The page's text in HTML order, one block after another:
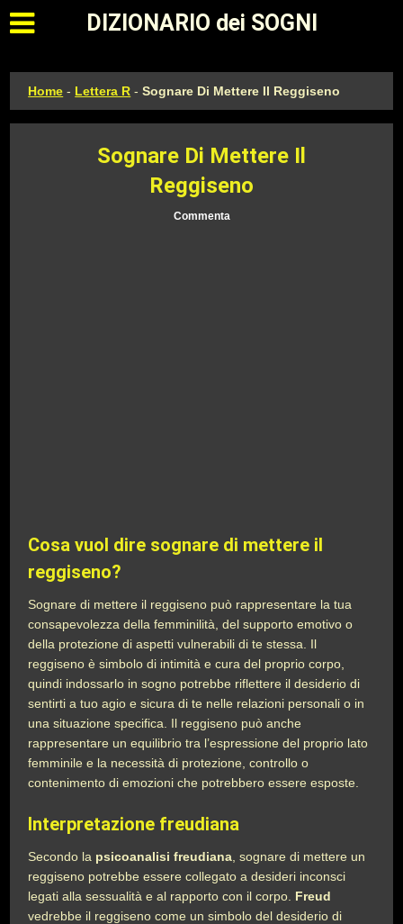
Apri il menu principale
DIZIONARIO dei SOGNI
Home - Lettera R -Sognare Di Mettere Il Reggiseno
Sognare Di Mettere Il
Reggiseno
Commenta
Cosa vuol dire sognare di mettere il
reggiseno?
Sognare di mettere il reggiseno può rappresentare la tua
consapevolezza della femminilità, del supporto emotivo o
della protezione di aspetti vulnerabili di te stessa. Il
reggiseno è simbolo di intimità e cura del proprio corpo,
quindi indossarlo in sogno potrebbe riflettere il desiderio di
sentirti a tuo agio e sicura di te nelle relazioni personali o in
una situazione specifica. Il reggiseno può anche
rappresentare un equilibrio tra l’espressione del proprio lato
femminile e la necessità di protezione, controllo o
contenimento di emozioni che potrebbero essere esposte.
Interpretazione freudiana
Secondo la psicoanalisi freudiana , sognare di mettere un
reggiseno potrebbe essere collegato a desideri inconsci
legati alla sessualità e al rapporto con il corpo. Freud
vedrebbe il reggiseno come un simbolo del desiderio di